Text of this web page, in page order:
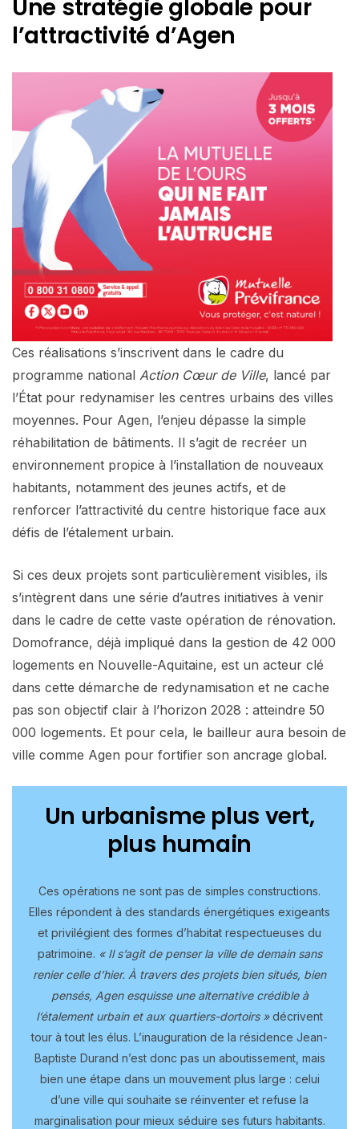
Une stratégie globale pour
l’attractivité d’Agen
Ces réalisations s’inscrivent dans le cadre du
programme national Action Cœur de Ville, lancé par
l’État pour redynamiser les centres urbains des villes
moyennes. Pour Agen, l’enjeu dépasse la simple
réhabilitation de bâtiments. Il s’agit de recréer un
environnement propice à l’installation de nouveaux
habitants, notamment des jeunes actifs, et de
renforcer l’attractivité du centre historique face aux
défis de l’étalement urbain.
Si ces deux projets sont particulièrement visibles, ils
s’intègrent dans une série d’autres initiatives à venir
dans le cadre de cette vaste opération de rénovation.
Domofrance, déjà impliqué dans la gestion de 42 000
logements en Nouvelle-Aquitaine, est un acteur clé
dans cette démarche de redynamisation et ne cache
pas son objectif clair à l’horizon 2028 : atteindre 50
000 logements. Et pour cela, le bailleur aura besoin de
ville comme Agen pour fortifier son ancrage global.
Un urbanisme plus vert,
plus humain
Ces opérations ne sont pas de simples constructions.
Elles répondent à des standards énergétiques exigeants
et privilégient des formes d’habitat respectueuses du
patrimoine. « Il s’agit de penser la ville de demain sans
renier celle d’hier. À travers des projets bien situés, bien
pensés, Agen esquisse une alternative crédible à
l’étalement urbain et aux quartiers-dortoirs »décrivent
tour à tout les élus. L’inauguration de la résidence Jean-
Baptiste Durand n’est donc pas un aboutissement, mais
bien une étape dans un mouvement plus large : celui
d’une ville qui souhaite se réinventer et refuse la
marginalisation pour mieux séduire ses futurs habitants.